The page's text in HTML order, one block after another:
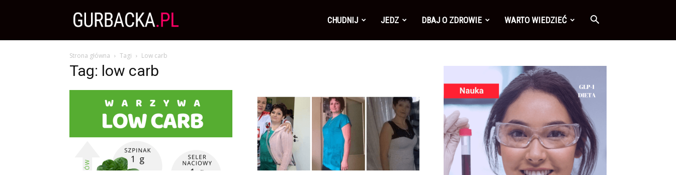
Odchudzanie
i
CHUDNIJ JEDZ DBAJ O ZDROWIE WARTO WIEDZIEĆ
Strona główna Tagi Low carb
Tag: low carb